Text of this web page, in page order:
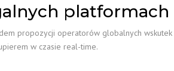
platformach
propozycji operatorów globalnych
w czasie real-time.